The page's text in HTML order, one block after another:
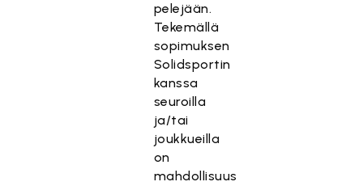
pelejään.
Tekemällä
sopimuksen
Solidsportin
kanssa
seuroilla
ja/tai
joukkueilla
on
mahdollisuus